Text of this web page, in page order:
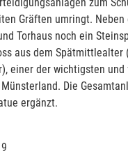
Gräften umringt. Neben
Torhaus noch ein
aus dem Spätmittlealter
einer der wichtigsten
Die
ergänzt.